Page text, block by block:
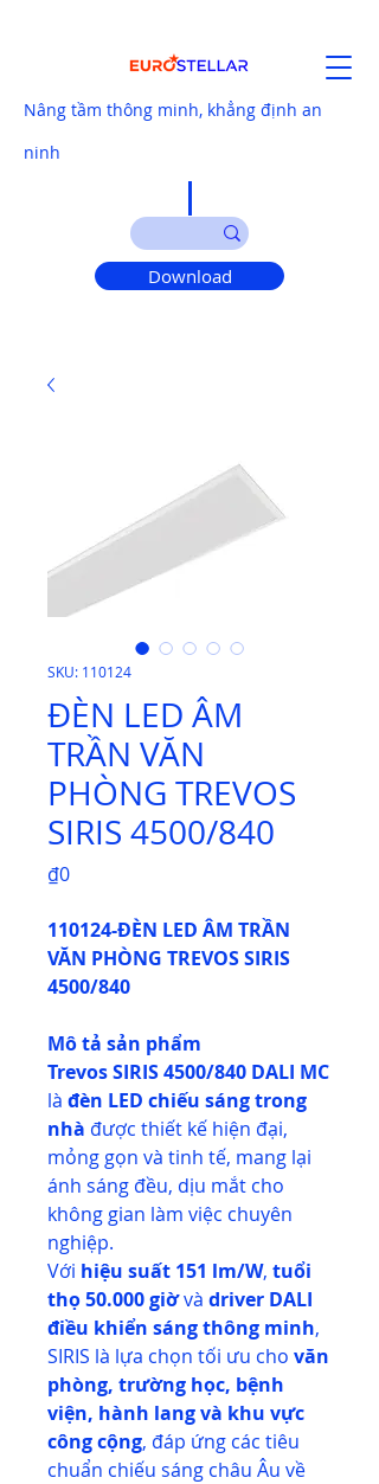
Nâng tầm thông minh, khẳng định an
ninh
Download
SKU: 110124
ĐÈN LED ÂM
TRẦN VĂN
PHÒNG TREVOS
SIRIS 4500/840
₫0Price
110124-ĐÈN LED ÂM TRẦN
VĂN PHÒNG TREVOS SIRIS
4500/840
Mô tả sản phẩm
Trevos SIRIS 4500/840 DALI MC
là đèn LED chiếu sáng trong
nhà được thiết kế hiện đại,
mỏng gọn và tinh tế, mang lại
ánh sáng đều, dịu mắt cho
không gian làm việc chuyên
nghiệp.
Với hiệu suất 151 lm/W, tuổi
thọ 50.000 giờvà driver DALI
điều khiển sáng thông minh,
SIRIS là lựa chọn tối ưu cho văn
phòng, trường học, bệnh
viện, hành lang và khu vực
công cộng, đáp ứng các tiêu
chuẩn chiếu sáng châu Âu về